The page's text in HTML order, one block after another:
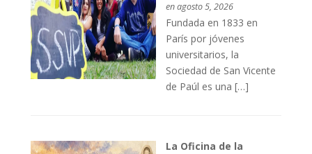
en agosto 5, 2026
Fundada en 1833 en
París por jóvenes
universitarios, la
Sociedad de San Vicente
de Paúl es una […]
La Oficina de la